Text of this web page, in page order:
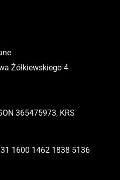
Żółkiewskiego 4
365475973, KRS
31 1600 1462 1838 5136